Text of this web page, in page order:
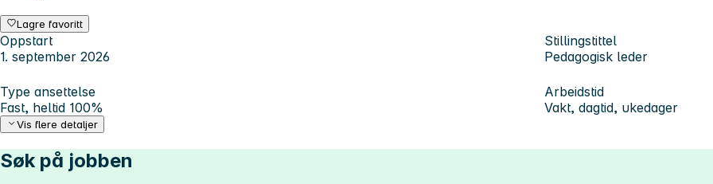
Lagre favoritt
Oppstart
1. september 2026
Stillingstittel
Pedagogisk leder
Type ansettelse
Fast, heltid 100%
Arbeidstid
Vakt, dagtid, ukedager
Vis flere detaljer
Søk på jobben